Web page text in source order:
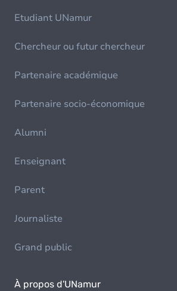
Etudiant UNamur
Chercheur ou futur chercheur
Partenaire académique
Partenaire socio-économique
Alumni
Enseignant
Parent
Journaliste
Grand public
À propos d'UNamur